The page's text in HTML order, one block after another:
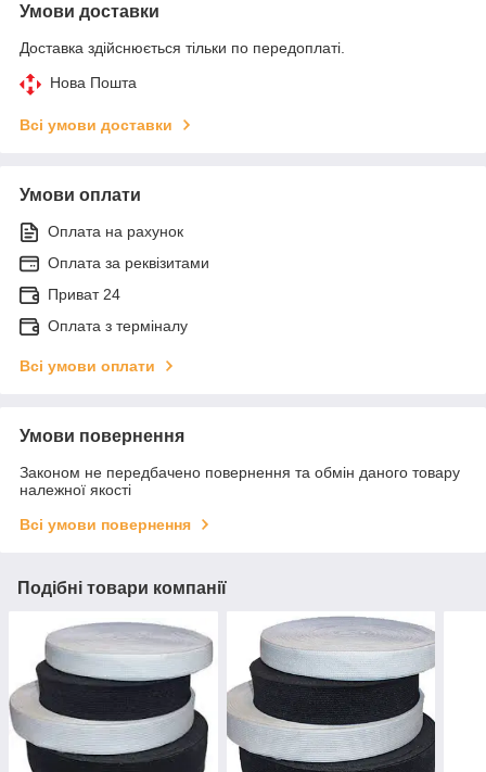
Умови доставки
Доставка здійснюється тільки по передоплаті.
Нова Пошта
Всі умови доставки
Умови оплати
Оплата на рахунок
Оплата за реквізитами
Приват 24
Оплата з терміналу
Всі умови оплати
Умови повернення
Законом не передбачено повернення та обмін даного товару
належної якості
Всі умови повернення
Подібні товари компанії